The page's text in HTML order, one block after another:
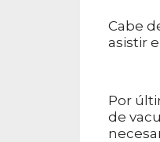
Cabe
asistir
Por
de